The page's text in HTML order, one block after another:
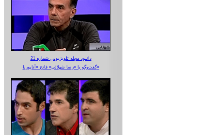
دانلود مجله تلویزیونی شماره 21
گفت‌وگو با «رضا شهلائی» فاتح «آناپورنا»